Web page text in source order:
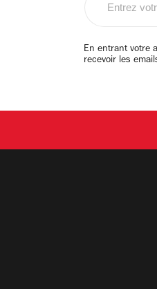
email
En entrant votre
recevoir les